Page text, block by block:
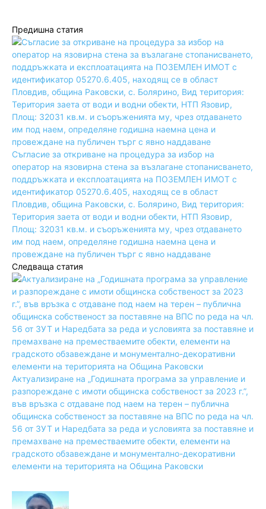
Предишна статия
Съгласие за откриване на процедура за избор на
оператор на язовирна стена за възлагане стопанисването,
поддръжката и експлоатацията на ПОЗЕМЛЕН ИМОТ с
идентификатор 05270.6.405, находящ се в област
Пловдив, община Раковски, с. Болярино, Вид територия:
Територия заета от води и водни обекти, НТП Язовир,
Площ: 32031 кв.м. и съоръженията му, чрез отдаването
им под наем, определяне годишна наемна цена и
провеждане на публичен търг с явно наддаване
Следваща статия
Актуализиране на „Годишната програма за управление и
разпореждане с имоти общинска собственост за 2023 г.”,
във връзка с отдаване под наем на терен – публична
общинска собственост за поставяне на ВПС по реда на чл.
56 от ЗУТ и Наредбата за реда и условията за поставяне и
премахване на преместваемите обекти, елементи на
градското обзавеждане и монументално-декоративни
елементи на територията на Община Раковски